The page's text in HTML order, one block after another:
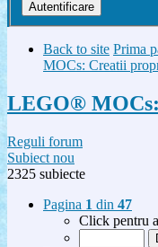
Back to site Prima
MOCs: Creatii
LEGO®
Reguli forum
Subiect nou
2325 subiecte
Pagina 1 din 47
Click pentru